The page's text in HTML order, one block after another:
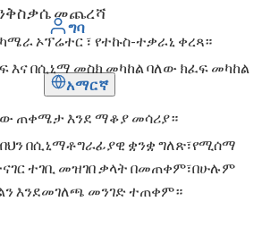
ግባ
አማርኛ
መጨረሻ
ኦፕሬተር ፣ የተኩስ-ተቃራኒ ቀረጻ።
እና በሲኒማ መስክ መካከል ባለው ክፈፍ መካከል
ጠቀሜታ እንደ ማቆያ መሳሪያ።
በሲኒማቶግራፊያዊ ቋንቋ ግለጽ፣የሚሰማ
ተገቢ መዝገበ ቃላት በመጠቀም፣በሁሉም
እንደመገለጫ መንገድ ተጠቀም።